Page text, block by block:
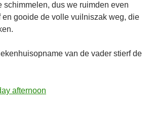
schimmelen, dus we ruimden even
en gooide de volle vuilniszak weg, die
van de vader stierf de